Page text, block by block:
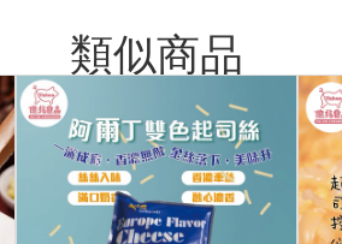
類似商品